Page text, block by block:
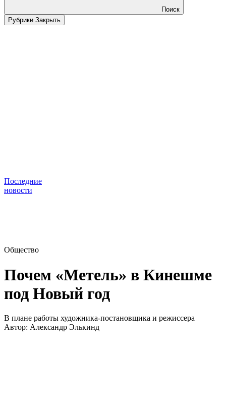
Поиск
Рубрики Закрыть
Последние
новости
Общество
Почем «Метель» в Кинешме
под Новый год
В плане работы художника-постановщика и режиссера
Автор: Александр Элькинд